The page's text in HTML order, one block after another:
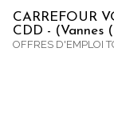
CARREFOUR
CDD - (Vannes
OFFRES D'EMPLOI